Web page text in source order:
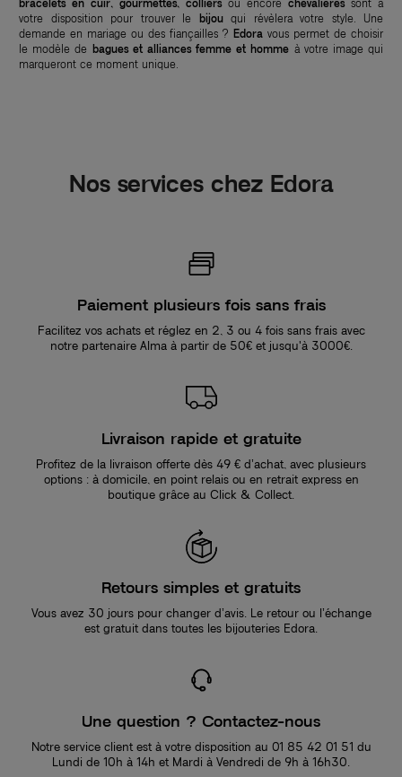
bracelets en cuir, gourmettes, colliersou encore chevalièressont à
votre disposition pour trouver le bijouqui révèlera votre style. Une
demande en mariage ou des fiançailles ?Edora vous permet de choisir
le modèle de bagues et alliances femme et homme à votre image qui
marqueront ce moment unique.
Nos services chez Edora
Paiement plusieurs fois sans frais
Facilitez vos achats et réglez en 2, 3 ou 4 fois sans frais avec
notre partenaire Alma à partir de 50€ et jusqu'à 3000€.
Livraison rapide et gratuite
Profitez de la livraison offerte dès 49 € d’achat, avec plusieurs
options : à domicile, en point relais ou en retrait express en
boutique grâce au Click & Collect.
Retours simples et gratuits
Vous avez 30 jours pour changer d’avis. Le retour ou l’échange
est gratuit dans toutes les bijouteries Edora.
Une question ? Contactez-nous
Notre service client est à votre disposition au 01 85 42 01 51 du
Lundi de 10h à 14h et Mardi à Vendredi de 9h à 16h30.